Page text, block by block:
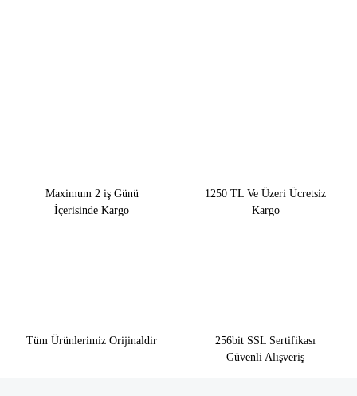
Maximum 2 iş Günü
İçerisinde Kargo
1250 TL Ve Üzeri Ücretsiz
Kargo
Tüm Ürünlerimiz Orijinaldir
256bit SSL Sertifikası
Güvenli Alışveriş